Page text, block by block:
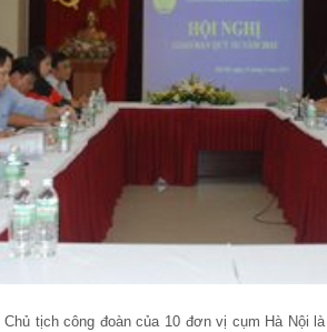
tịch công đoàn của 10 đơn vị cụm Hà Nội